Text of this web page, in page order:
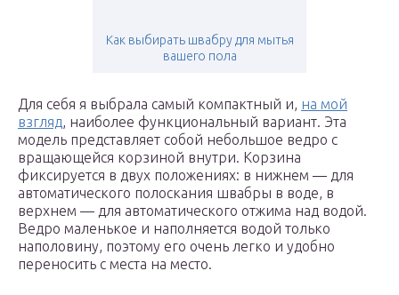
Как выбирать швабру для мытья
вашего пола
Для себя я выбрала самый компактный и, на мой
взгляд, наиболее функциональный вариант. Эта
модель представляет собой небольшое ведро с
вращающейся корзиной внутри. Корзина
фиксируется в двух положениях: в нижнем — для
автоматического полоскания швабры в воде, в
верхнем — для автоматического отжима над водой.
Ведро маленькое и наполняется водой только
наполовину, поэтому его очень легко и удобно
переносить с места на место.